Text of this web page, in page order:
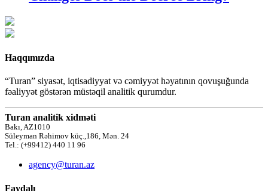
Haqqımızda
“Turan” siyasət, iqtisadiyyat və cəmiyyət həyatının qovuşuğunda
fəaliyyət göstərən müstəqil analitik qurumdur.
Turan analitik xidməti
Bakı, AZ1010
Süleyman Rəhimov küç.,186, Mən. 24
Tel.: (+99412) 440 11 96
agency@turan.az
Faydalı